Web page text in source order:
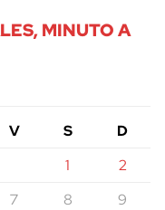
MINUTO A
V S
D
1
2
7 8
9